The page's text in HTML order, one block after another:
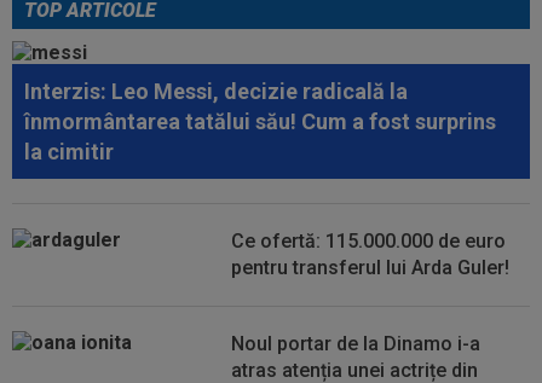
16:22 Surpriză! A cerut să plece de la CFR Cluj
16:18
Gata: PSG a pus banii pe masă pentru
transferul lui Ferran Torres
16:13
Gigi Becali i-a decis viitorul lui MM Stoica!
16:06
Valerică Găman a semnat cu Universitatea
TOP ARTICOLE
Interzis: Leo Messi, decizie radicală la
înmormântarea tatălui său! Cum a fost surprins
la cimitir
Ce ofertă: 115.000.000 de euro
pentru transferul lui Arda Guler!
Noul portar de la Dinamo i-a
atras atenția unei actrițe din